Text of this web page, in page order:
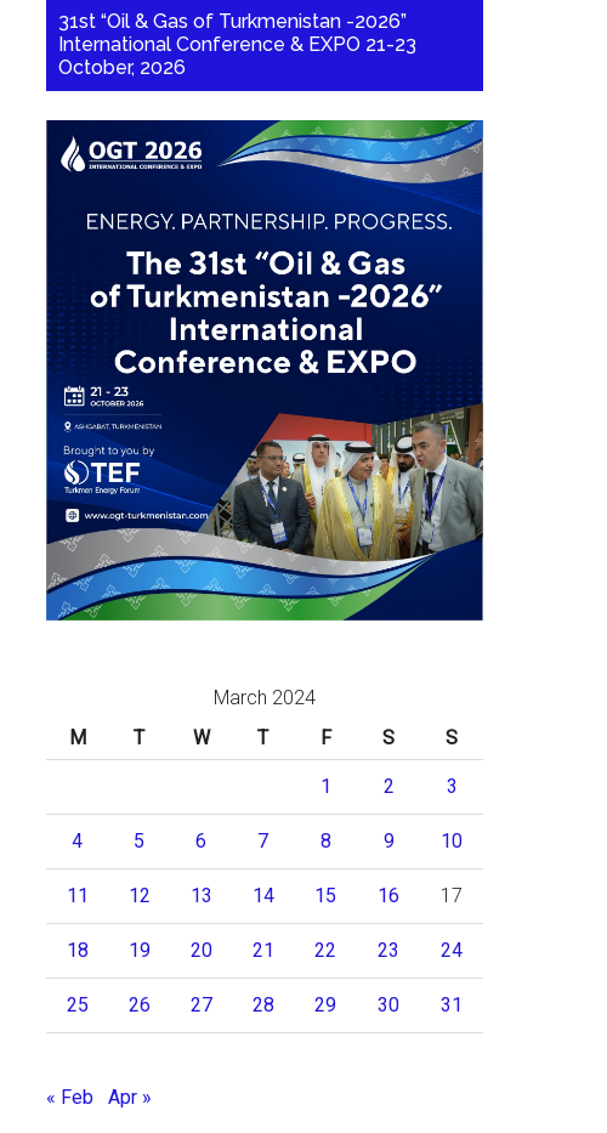
31st “Oil & Gas of Turkmenistan -2026”
International Conference & EXPO 21-23
October, 2026
March 2024
M
T W T F S S
1 2 3
4 5 6 7 8 9 10
11 12 13 14 15 16 17
18 19 20 21 22 23 24
25 26 27 28 29 30 31
« Feb Apr »